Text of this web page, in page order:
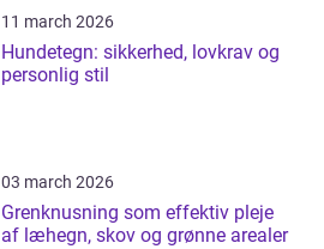
11 march 2026
Hundetegn: sikkerhed, lovkrav og
personlig stil
03 march 2026
Grenknusning som effektiv pleje
af læhegn, skov og grønne arealer